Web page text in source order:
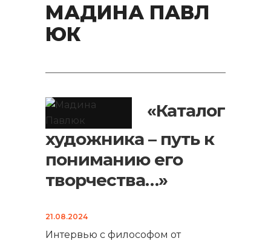
МАДИНА ПАВЛ
ЮК
«Каталог
художника – путь к
пониманию его
творчества…»
21.08.2024
Интервью с философом от